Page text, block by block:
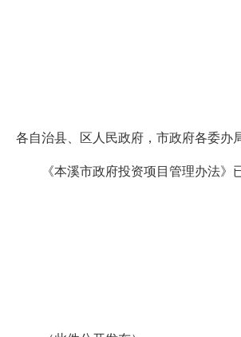
各自治县、区人民政府，市政府各委办
《本溪市政府投资项目管理办法》已